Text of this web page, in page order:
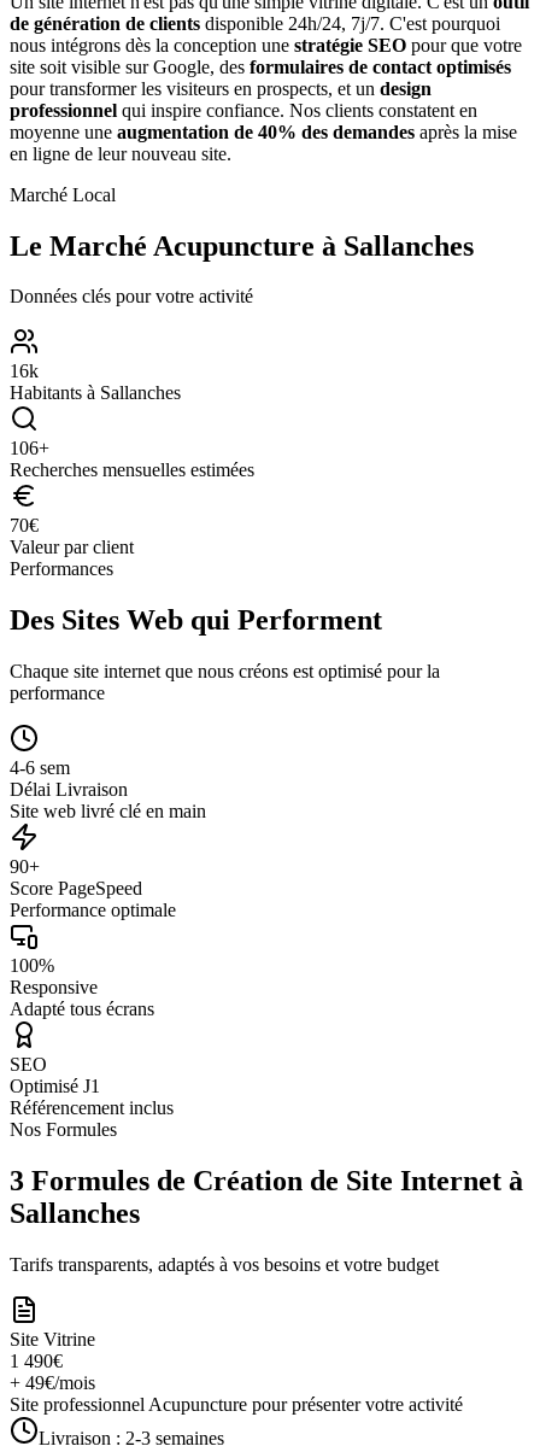
de génération de clients disponible 24h/24, 7j/7. C'est pourquoi
nous intégrons dès la conception une stratégie SEO pour que votre
site soit visible sur Google, des formulaires de contact optimisés
pour transformer les visiteurs en prospects, et un design
professionnel qui inspire confiance. Nos clients constatent en
moyenne une augmentation de 40% des demandes après la mise
en ligne de leur nouveau site.
Marché Local
Le Marché Acupuncture à Sallanches
Données clés pour votre activité
16k
Habitants à Sallanches
106+
Recherches mensuelles estimées
70€
Valeur par client
Performances
Des Sites Web qui Performent
Chaque site internet que nous créons est optimisé pour la
performance
4-6 sem
Délai Livraison
Site web livré clé en main
90+
Score PageSpeed
Performance optimale
100%
Responsive
Adapté tous écrans
SEO
Optimisé J1
Référencement inclus
Nos Formules
3 Formules de Création de Site Internet à
Sallanches
Tarifs transparents, adaptés à vos besoins et votre budget
Site Vitrine
1 490€
+ 49€/mois
Site professionnel Acupuncture pour présenter votre activité
Livraison : 2-3 semaines